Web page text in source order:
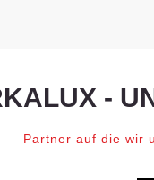
-
Partner auf die wir